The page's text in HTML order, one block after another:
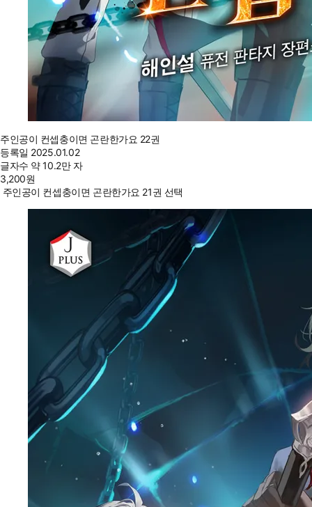
주인공이 컨셉충이면 곤란한가요 22권
등록일 2025.01.02
글자수 약 10.2만 자
3,200원
주인공이 컨셉충이면 곤란한가요 21권 선택